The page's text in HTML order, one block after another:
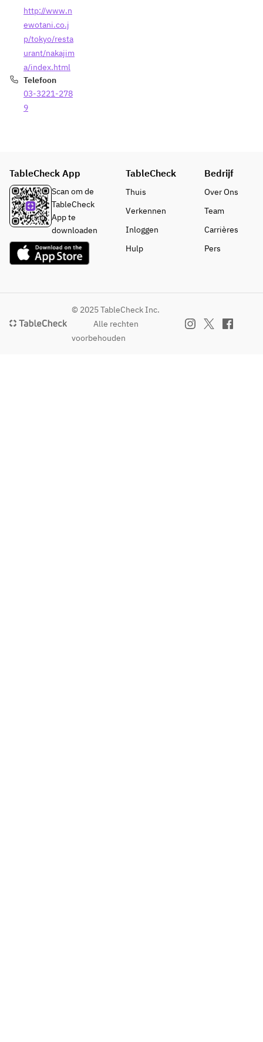
http://www.n
ewotani.co.j
p/tokyo/resta
urant/nakajim
a/index.html
Telefoon
03-3221-278
9
TableCheck App
Scan om de
TableCheck
App te
downloaden
TableCheck
Thuis
Verkennen
Inloggen
Hulp
Bedrijf
Over Ons
Team
Carrières
Pers
© 2025 TableCheck Inc.
Alle rechten
voorbehouden